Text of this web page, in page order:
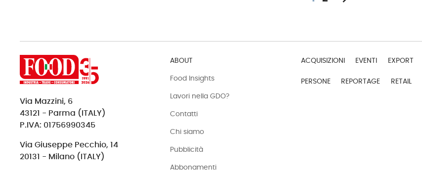
Via Mazzini, 6
43121 - Parma (ITALY)
P.IVA: 01756990345
Via Giuseppe Pecchio, 14
20131 - Milano (ITALY)
ABOUT
Food Insights
Lavori nella GDO?
Contatti
Chi siamo
Pubblicità
Abbonamenti
ACQUISIZIONI EVENTI EXPORT
PERSONE REPORTAGE RETAIL